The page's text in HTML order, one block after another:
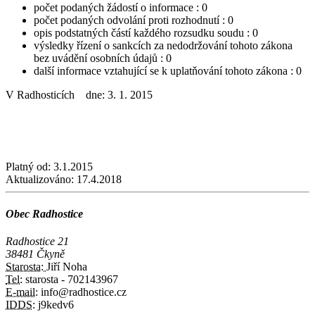
počet podaných žádostí o informace : 0
počet podaných odvolání proti rozhodnutí : 0
opis podstatných částí každého rozsudku soudu : 0
výsledky řízení o sankcích za nedodržování tohoto zákona
bez uvádění osobních údajů : 0
další informace vztahující se k uplatňování tohoto zákona : 0
V Radhosticích dne: 3. 1. 2015
Platný od: 3.1.2015
Aktualizováno: 17.4.2018
Obec Radhostice
Radhostice 21
38481 Čkyně
Starosta: Jiří Noha
Tel: starosta - 702143967
E-mail: info@radhostice.cz
IDDS: j9kedv6